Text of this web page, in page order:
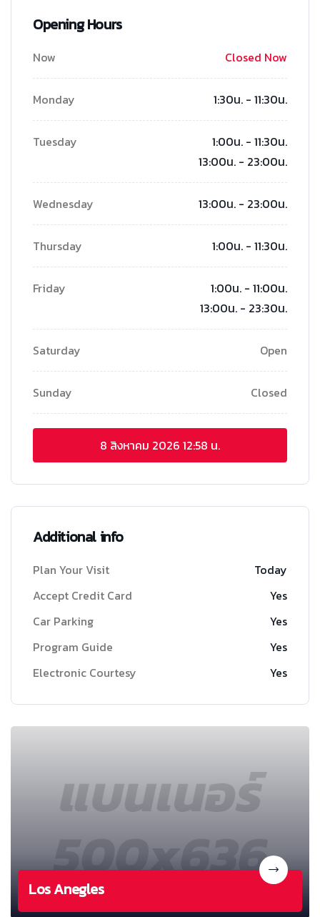
Opening Hours
Now Closed Now
Monday 1:30น. - 11:30น.
Tuesday
1:00น. - 11:30น.
13:00น. - 23:00น.
Wednesday 13:00น. - 23:00น.
Thursday 1:00น. - 11:30น.
Friday
1:00น. - 11:00น.
13:00น. - 23:30น.
Saturday Open
Sunday Closed
8 สิงหาคม 2026 12:58 น.
Additional info
Plan Your Visit
Today
Accept Credit Card
Yes
Car Parking
Yes
Program Guide
Yes
Electronic Courtesy
Yes
Los Anegles